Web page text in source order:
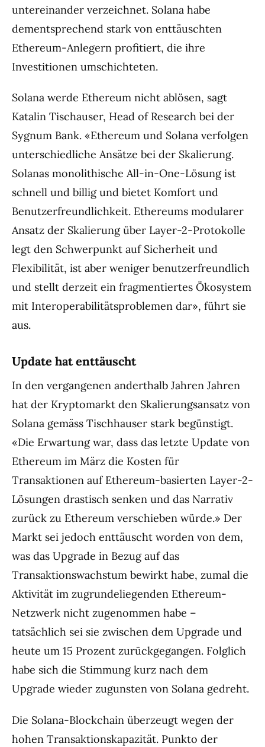
untereinander verzeichnet. Solana habe
dementsprechend stark von enttäuschten
Ethereum-Anlegern profitiert, die ihre
Investitionen umschichteten.
Solana werde Ethereum nicht ablösen, sagt
Katalin Tischauser, Head of Research bei der
Sygnum Bank. «Ethereum und Solana verfolgen
unterschiedliche Ansätze bei der Skalierung.
Solanas monolithische All-in-One-Lösung ist
schnell und billig und bietet Komfort und
Benutzerfreundlichkeit. Ethereums modularer
Ansatz der Skalierung über Layer-2-Protokolle
legt den Schwerpunkt auf Sicherheit und
Flexibilität, ist aber weniger benutzerfreundlich
und stellt derzeit ein fragmentiertes Ökosystem
mit Interoperabilitätsproblemen dar», führt sie
aus.
Update hat enttäuscht
In den vergangenen anderthalb Jahren Jahren
hat der Kryptomarkt den Skalierungsansatz von
Solana gemäss Tischhauser stark begünstigt.
«Die Erwartung war, dass das letzte Update von
Ethereum im März die Kosten für
Transaktionen auf Ethereum-basierten Layer-2-
Lösungen drastisch senken und das Narrativ
zurück zu Ethereum verschieben würde.» Der
Markt sei jedoch enttäuscht worden von dem,
was das Upgrade in Bezug auf das
Transaktionswachstum bewirkt habe, zumal die
Aktivität im zugrundeliegenden Ethereum-
Netzwerk nicht zugenommen habe –
tatsächlich sei sie zwischen dem Upgrade und
heute um 15 Prozent zurückgegangen. Folglich
habe sich die Stimmung kurz nach dem
Upgrade wieder zugunsten von Solana gedreht.
Die Solana-Blockchain überzeugt wegen der
hohen Transaktionskapazität. Punkto der